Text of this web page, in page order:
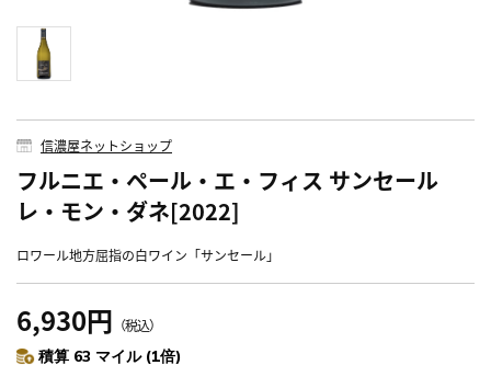
信濃屋ネットショップ
フルニエ・ペール・エ・フィス サンセール
レ・モン・ダネ[2022]
ロワール地方屈指の白ワイン「サンセール」
6,930円 （税込）
積算 63 マイル (1倍)